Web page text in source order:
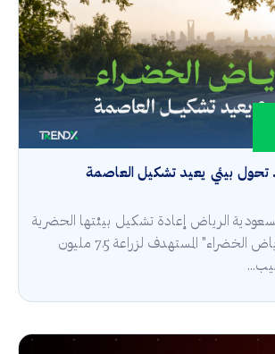
تحول بيئي يعيد تشكيل العاصمة
الرياض إعادة تشكيل بيئتها الحضرية
ضمن مشروع "الرياض الخضراء" المستهدف لزراعة 7.5 مليون